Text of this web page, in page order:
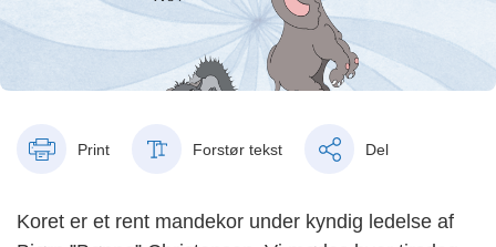
Print Forstør tekst Del
Koret er et rent mandekor under kyndig ledelse af